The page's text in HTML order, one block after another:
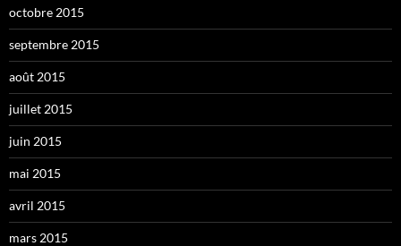
octobre 2015
septembre 2015
août 2015
juillet 2015
juin 2015
mai 2015
avril 2015
mars 2015